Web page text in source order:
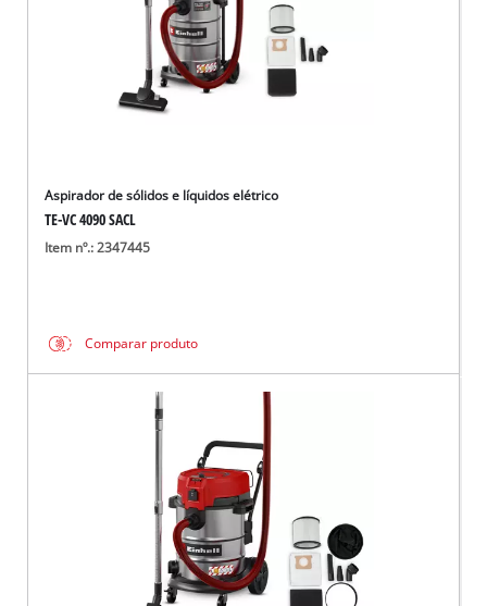
Aspirador de sólidos e líquidos elétrico
TE-VC 4090 SACL
Item nº.: 2347445
Comparar produto